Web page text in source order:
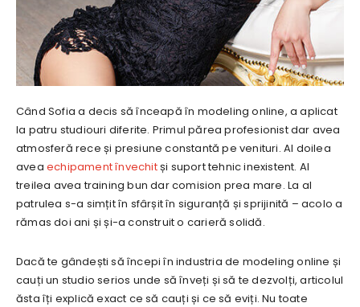
Când Sofia a decis să înceapă în modeling online, a aplicat
la patru studiouri diferite. Primul părea profesionist dar avea
atmosferă rece și presiune constantă pe venituri. Al doilea
avea echipament învechitși suport tehnic inexistent. Al
treilea avea training bun dar comision prea mare. La al
patrulea s-a simțit în sfârșit în siguranță și sprijinită – acolo a
rămas doi ani și și-a construit o carieră solidă.
Dacă te gândești să începi în industria de modeling online și
cauți un studio serios unde să înveți și să te dezvolți, articolul
ăsta îți explică exact ce să cauți și ce să eviți. Nu toate